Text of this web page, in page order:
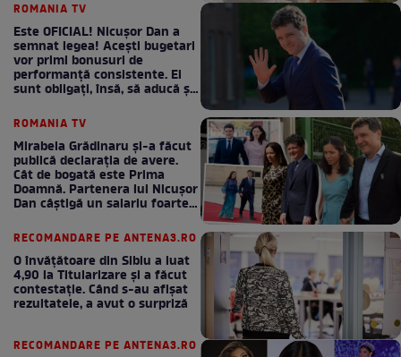
ROMANIA TV
Este OFICIAL! Nicușor Dan a
semnat legea! Acești bugetari
vor primi bonusuri de
performanță consistente. Ei
sunt obligați, însă, să aducă și
ROMANIA TV
Mirabela Grădinaru și-a făcut
publică declarația de avere.
Cât de bogată este Prima
Doamnă. Partenera lui Nicușor
Dan câștigă un salariu foarte
RECOMANDARE PE ANTENA3.RO
O învățătoare din Sibiu a luat
4,90 la Titularizare și a făcut
contestație. Când s-au afișat
rezultatele, a avut o surpriză
RECOMANDARE PE ANTENA3.RO